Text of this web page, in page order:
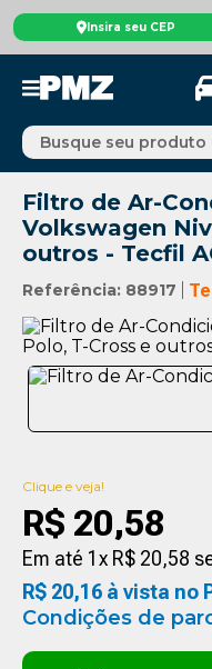
Insira seu CEP
Busque seu produto
Filtro de Ar-
Volkswagen
outros - Tecfil
Referência: 88917
Clique e veja!
R$ 20,58
Em até 1 x R$ 20,58
R$ 20,16 à vista no
Condições de